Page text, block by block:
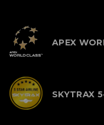
APEX
SKYTRAX